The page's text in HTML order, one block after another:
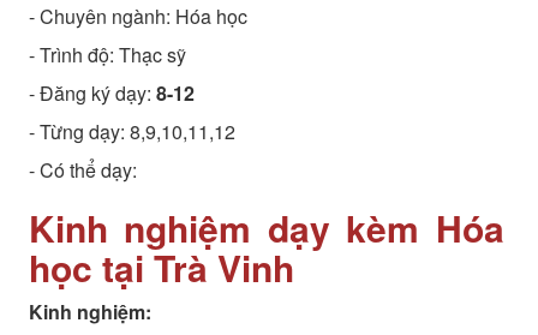
- Chuyên ngành: Hóa học
- Trình độ: Thạc sỹ
- Đăng ký dạy: 8-12
- Từng dạy: 8,9,10,11,12
- Có thể dạy:
Kinh nghiệm dạy kèm Hóa
học tại Trà Vinh
Kinh nghiệm: